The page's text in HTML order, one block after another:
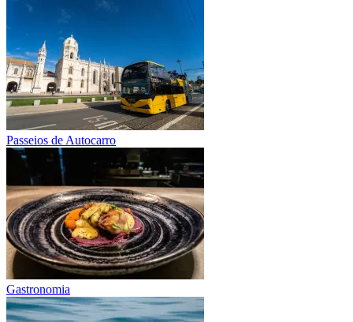
Passeios de Autocarro
Gastronomia